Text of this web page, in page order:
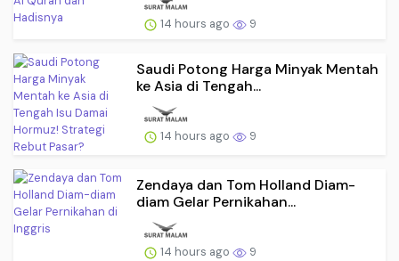
14 hours ago 9
Saudi Potong Harga Minyak Mentah
ke Asia di Tengah...
14 hours ago 9
Zendaya dan Tom Holland Diam-
diam Gelar Pernikahan...
14 hours ago 9